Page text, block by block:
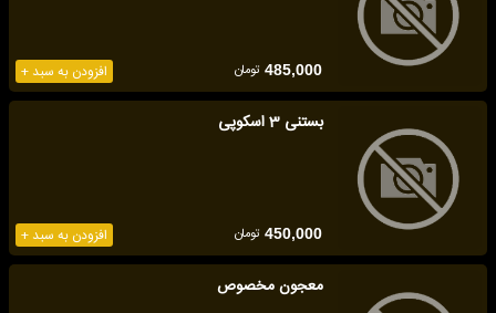
افزودن به سبد + 485,000 تومان
بستنی 3 اسکوپی
افزودن به سبد + 450,000 تومان
معجون مخصوص